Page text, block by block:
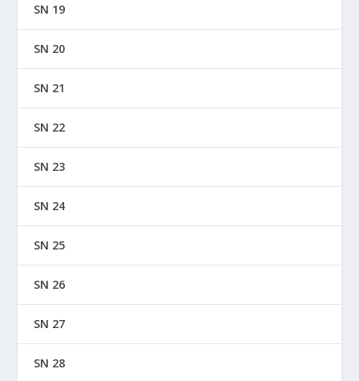
SN 19
SN 20
SN 21
SN 22
SN 23
SN 24
SN 25
SN 26
SN 27
SN 28